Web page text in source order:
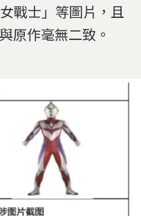
戰士」等圖片，且
原作毫無二致。